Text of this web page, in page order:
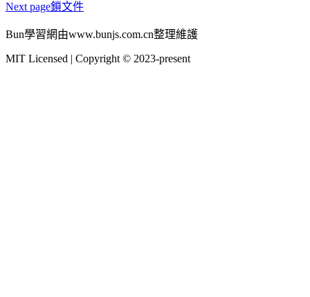
Next page鎖文件
Bun學習網由www.bunjs.com.cn整理維護
MIT Licensed | Copyright © 2023-present